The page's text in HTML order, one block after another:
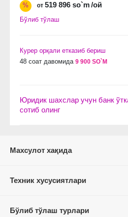
%
от 519 896 so`m/ой
Бўлиб тўлаш
Курер орқали етказиб бериш
48 соат давомида 9 900 SO`M
Юридик шахслар учун банк
сотиб олинг
Махсулот хақида
Техник хусусиятлари
Бўлиб тўлаш турлари